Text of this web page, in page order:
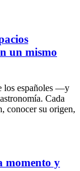
un mismo
los españoles —y
Cada
conocer su origen,
momento y